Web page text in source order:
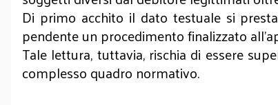
Di primo acchito il dato testuale si
pendente un procedimento finalizzato
Tale lettura, tuttavia, rischia di essere
complesso quadro normativo.